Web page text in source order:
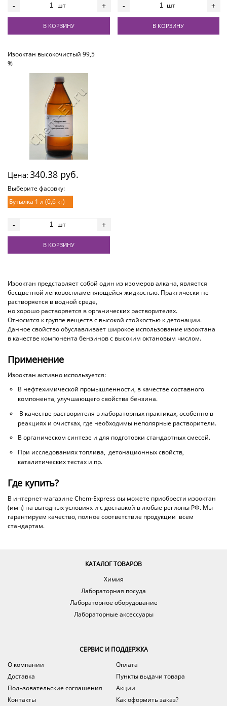
- шт +
В КОРЗИНУ
- шт +
В КОРЗИНУ
Изооктан высокочистый 99,5
%
Цена: 340.38 руб.
Выберите фасовку:
Бутылка 1 л (0,6 кг)
- шт +
В КОРЗИНУ
Изооктан представляет собой один из изомеров алкана, является
бесцветной лёгковоспламеняющейся жидкостью. Практически не
растворяется в водной среде,
но хорошо растворяется в органических растворителях.
Относится к группе веществ с высокой стойкостью к детонации.
Данное свойство обуславливает широкое использование изооктана
в качестве компонента бензинов с высоким октановым числом.
Применение
Изооктан активно используется:
В нефтехимической промышленности, в качестве составного
компонента, улучшающего свойства бензина.
В качестве растворителя в лабораторных практиках, особенно в
реакциях и очистках, где необходимы неполярные растворители.
В органическом синтезе и для подготовки стандартных смесей.
При исследованиях топлива, детонационных свойств,
каталитических тестах и пр.
Где купить?
В интернет-магазине Chem-Express вы можете приобрести изооктан
(имп) на выгодных условиях и с доставкой в любые регионы РФ. Мы
гарантируем качество, полное соответствие продукции всем
стандартам.
КАТАЛОГ ТОВАРОВ
Химия
Лабораторная посуда
Лабораторное оборудование
Лабораторные аксессуары
СЕРВИС И ПОДДЕРЖКА
О компании
Оплата
Доставка
Пункты выдачи товара
Пользовательские соглашения
Акции
Контакты
Как оформить заказ?